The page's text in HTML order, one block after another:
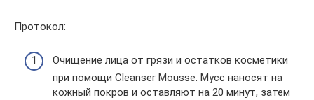
Протокол:
Очищение лица от грязи и остатков косметики
при помощи Cleanser Mousse. Мусс наносят на
кожный покров и оставляют на 20 минут, затем